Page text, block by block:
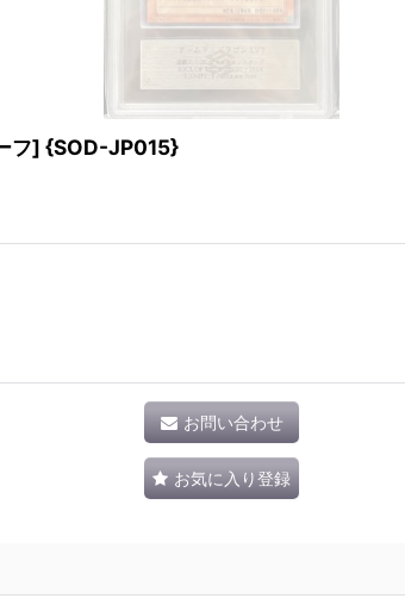
フ] {SOD-JP015}
お問い合わせ
お気に入り登録